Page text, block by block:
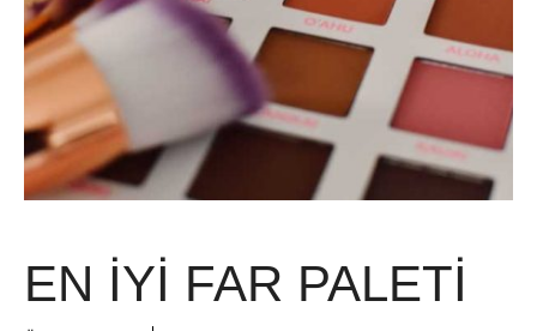
EN İYI FAR PALETI